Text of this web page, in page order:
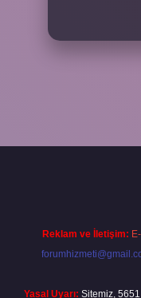
Reklam ve İletişim:
Yasal Uyarı: Sitemiz,